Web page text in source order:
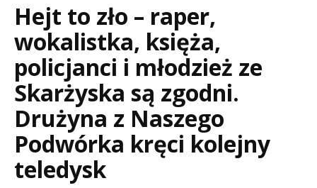
Hejt to zło – raper,
wokalistka, księża,
policjanci i młodzież ze
Skarżyska są zgodni.
Drużyna z Naszego
Podwórka kręci kolejny
teledysk